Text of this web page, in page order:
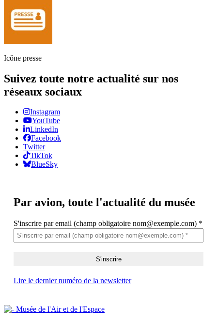
Icône presse
Suivez toute notre actualité sur nos
réseaux sociaux
Instagram
YouTube
LinkedIn
Facebook
Twitter
TikTok
BlueSky
Par avion, toute l'actualité du musée
S'inscrire par email (champ obligatoire nom@exemple.com) *
Lire le dernier numéro de la newsletter